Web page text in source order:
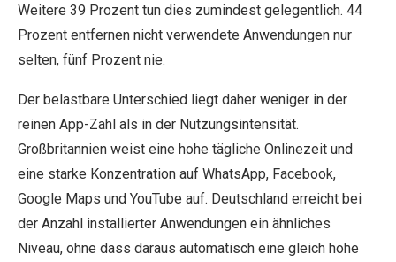
Weitere 39 Prozent tun dies zumindest gelegentlich. 44
Prozent entfernen nicht verwendete Anwendungen nur
selten, fünf Prozent nie.
Der belastbare Unterschied liegt daher weniger in der
reinen App-Zahl als in der Nutzungsintensität.
Großbritannien weist eine hohe tägliche Onlinezeit und
eine starke Konzentration auf WhatsApp, Facebook,
Google Maps und YouTube auf. Deutschland erreicht bei
der Anzahl installierter Anwendungen ein ähnliches
Niveau, ohne dass daraus automatisch eine gleich hohe